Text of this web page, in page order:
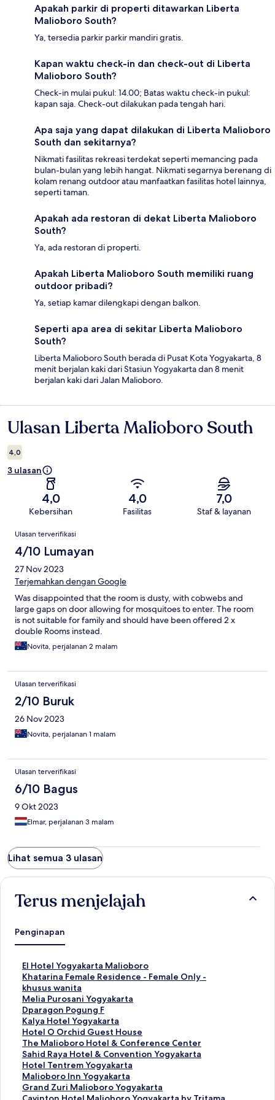
Apakah parkir di properti ditawarkan Liberta
Malioboro South?
Ya, tersedia parkir parkir mandiri gratis.
Kapan waktu check-in dan check-out di Liberta
Malioboro South?
Check-in mulai pukul: 14.00; Batas waktu check-in pukul:
kapan saja. Check-out dilakukan pada tengah hari.
Apa saja yang dapat dilakukan di Liberta Malioboro
South dan sekitarnya?
Nikmati fasilitas rekreasi terdekat seperti memancing pada
bulan-bulan yang lebih hangat. Nikmati segarnya berenang di
kolam renang outdoor atau manfaatkan fasilitas hotel lainnya,
seperti taman.
Apakah ada restoran di dekat Liberta Malioboro
South?
Ya, ada restoran di properti.
Apakah Liberta Malioboro South memiliki ruang
outdoor pribadi?
Ya, setiap kamar dilengkapi dengan balkon.
Seperti apa area di sekitar Liberta Malioboro
South?
Liberta Malioboro South berada di Pusat Kota Yogyakarta, 8
menit berjalan kaki dari Stasiun Yogyakarta dan 8 menit
berjalan kaki dari Jalan Malioboro.
Ulasan
Ulasan Liberta Malioboro South
4,0
3 ulasan
4,0
Kebersihan
4,0
Fasilitas
7,0
Staf & layanan
Ulasan
Ulasan terverifikasi
4/10 Lumayan
27 Nov 2023
Terjemahkan dengan Google
Was disappointed that the room is dusty, with cobwebs and
large gaps on door allowing for mosquitoes to enter. The room
is not suitable for family and should have been offered 2 x
double Rooms instead.
Novita, perjalanan 2 malam
Ulasan terverifikasi
2/10 Buruk
26 Nov 2023
Novita, perjalanan 1 malam
Ulasan terverifikasi
6/10 Bagus
9 Okt 2023
Elmar, perjalanan 3 malam
Lihat semua 3 ulasan
Terus menjelajah
Penginapan
El Hotel Yogyakarta Malioboro
T
a
u
t
a
n
S
t
a
n
d
a
r
Khatarina Female Residence - Female Only -
khusus wanita
T
a
u
t
a
n
S
t
a
n
d
a
Melia Purosani Yogyakarta
T
a
u
t
a
n
S
t
a
n
Dparagon Pogung F
T
a
u
t
a
n
S
t
a
Kalya Hotel Yogyakarta
T
a
u
t
a
n
S
t
Hotel O Orchid Guest House
T
a
u
t
a
n
S
The Malioboro Hotel & Conference Center
T
a
u
t
a
n
Sahid Raya Hotel & Convention Yogyakarta
T
a
u
t
a
Hotel Tentrem Yogyakarta
T
a
u
t
Malioboro Inn Yogyakarta
T
a
u
Grand Zuri Malioboro Yogyakarta
T
a
T